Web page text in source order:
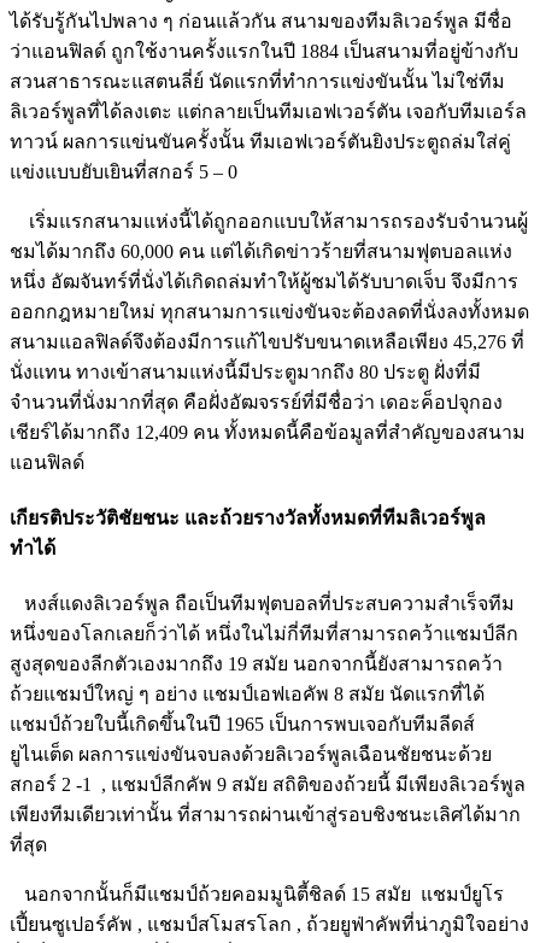
ได้รับรู้กันไปพลาง ๆ ก่อนแล้วกัน สนามของทีมลิเวอร์พูล มีชื่อ
ว่าแอนฟิลด์ ถูกใช้งานครั้งแรกในปี 1884 เป็นสนามที่อยู่ข้างกับ
สวนสาธารณะแสตนลี่ย์ นัดแรกที่ทำการแข่งขันนั้น ไม่ใช่ทีม
ลิเวอร์พูลที่ได้ลงเตะ แต่กลายเป็นทีมเอฟเวอร์ตัน เจอกับทีมเอร์ล
ทาวน์ ผลการแข่นขันครั้งนั้น ทีมเอฟเวอร์ตันยิงประตูถล่มใส่คู่
แข่งแบบยับเยินที่สกอร์ 5 – 0
เริ่มแรกสนามแห่งนี้ได้ถูกออกแบบให้สามารถรองรับจำนวนผู้
ชมได้มากถึง 60,000 คน แต่ได้เกิดข่าวร้ายที่สนามฟุตบอลแห่ง
หนึ่ง อัฒจันทร์ที่นั่งได้เกิดถล่มทำให้ผู้ชมได้รับบาดเจ็บ จึงมีการ
ออกกฎหมายใหม่ ทุกสนามการแข่งขันจะต้องลดที่นั่งลงทั้งหมด
สนามแอลฟิลด์จึงต้องมีการแก้ไขปรับขนาดเหลือเพียง 45,276 ที่
นั่งแทน ทางเข้าสนามแห่งนี้มีประตูมากถึง 80 ประตู ฝั่งที่มี
จำนวนที่นั่งมากที่สุด คือฝั่งอัฒจรรย์ที่มีชื่อว่า เดอะค็อปจุกอง
เชียร์ได้มากถึง 12,409 คน ทั้งหมดนี้คือข้อมูลที่สำคัญของสนาม
แอนฟิลด์
เกียรติประวัติชัยชนะ และถ้วยรางวัลทั้งหมดที่ทีมลิเวอร์พูล
ทำได้
หงส์แดงลิเวอร์พูล ถือเป็นทีมฟุตบอลที่ประสบความสำเร็จทีม
หนึ่งของโลกเลยก็ว่าได้ หนึ่งในไม่กี่ทีมที่สามารถคว้าแชมป์ลีก
สูงสุดของลีกตัวเองมากถึง 19 สมัย นอกจากนี้ยังสามารถคว้า
ถ้วยแชมป์ใหญ่ ๆ อย่าง แชมป์เอฟเอคัพ 8 สมัย นัดแรกที่ได้
แชมป์ถ้วยใบนี้เกิดขึ้นในปี 1965 เป็นการพบเจอกับทีมลีดส์
ยูไนเต็ด ผลการแข่งขันจบลงด้วยลิเวอร์พูลเฉือนชัยชนะด้วย
สกอร์ 2 -1 , แชมป์ลีกคัพ 9 สมัย สถิติของถ้วยนี้ มีเพียงลิเวอร์พูล
เพียงทีมเดียวเท่านั้น ที่สามารถผ่านเข้าสู่รอบชิงชนะเลิศได้มาก
ที่สุด
นอกจากนั้นก็มีแชมป์ถ้วยคอมมูนิตี้ชิลด์ 15 สมัย แชมป์ยูโร
เปี้ยนซูเปอร์คัพ , แชมป์สโมสรโลก , ถ้วยยูฟ่าคัพที่น่าภูมิใจอย่าง